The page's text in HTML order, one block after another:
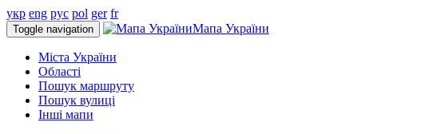
укр eng рус pol ger fr
Toggle navigation Мапа України
Міста України
Області
Пошук маршруту
Пошук вулиці
Інші мапи